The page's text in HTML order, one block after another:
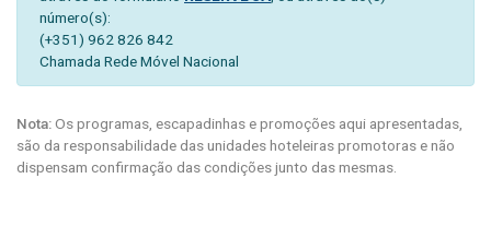
número(s):
(+351) 962 826 842
Chamada Rede Móvel Nacional
Nota:Os programas, escapadinhas e promoções aqui apresentadas,
são da responsabilidade das unidades hoteleiras promotoras e não
dispensam confirmação das condições junto das mesmas.